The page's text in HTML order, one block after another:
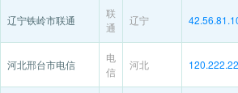
辽宁铁岭市联通
联
通
辽宁
河北邢台市电信
电
信
河北